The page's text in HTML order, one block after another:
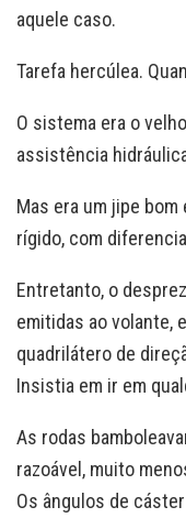
aquele caso.
Tarefa hercúlea.
O sistema era o
assistência
Mas era um jipe
rígido, com
Entretanto, o
emitidas ao volante,
quadrilátero de
Insistia em ir em
As rodas
razoável, muito
Os ângulos de